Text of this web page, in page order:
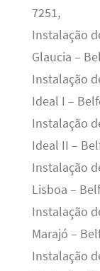
7251,
Instalação
Glaucia –
Instalação
Ideal I –
Instalação
Ideal II –
Instalação
Lisboa –
Instalação
Marajó –
Instalação